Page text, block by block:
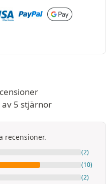
av 5 stjärnor
recensioner.
(2)
(10)
(2)